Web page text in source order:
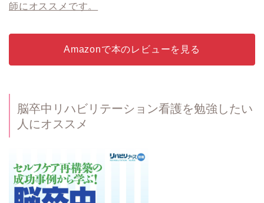
師にオススメです。
Amazonで本のレビューを見る
脳卒中リハビリテーション看護を勉強したい
人にオススメ